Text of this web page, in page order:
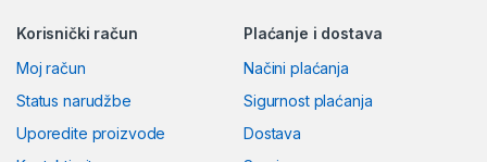
Korisnički račun
Moj račun
Status narudžbe
Uporedite proizvode
Plaćanje i dostava
Načini plaćanja
Sigurnost plaćanja
Dostava